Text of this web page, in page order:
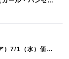
Fredericia（フレデリシア）7/1（水）価格改定のお知らせ